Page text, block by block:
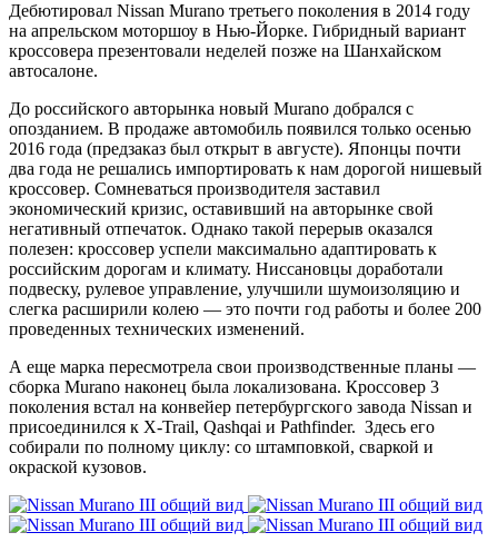
Дебютировал Nissan Murano третьего поколения в 2014 году
на апрельском моторшоу в Нью-Йорке. Гибридный вариант
кроссовера презентовали неделей позже на Шанхайском
автосалоне.
До российского авторынка новый Murano добрался с
опозданием. В продаже автомобиль появился только осенью
2016 года (предзаказ был открыт в августе). Японцы почти
два года не решались импортировать к нам дорогой нишевый
кроссовер. Сомневаться производителя заставил
экономический кризис, оставивший на авторынке свой
негативный отпечаток. Однако такой перерыв оказался
полезен: кроссовер успели максимально адаптировать к
российским дорогам и климату. Ниссановцы доработали
подвеску, рулевое управление, улучшили шумоизоляцию и
слегка расширили колею — это почти год работы и более 200
проведенных технических изменений.
А еще марка пересмотрела свои производственные планы —
сборка Murano наконец была локализована. Кроссовер 3
поколения встал на конвейер петербургского завода Nissan и
присоединился к X-Trail, Qashqai и Pathfinder. Здесь его
собирали по полному циклу: со штамповкой, сваркой и
окраской кузовов.